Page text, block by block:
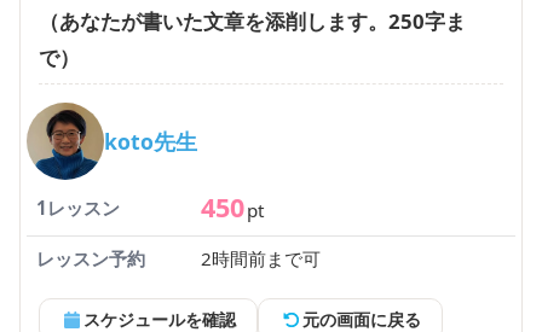
（あなたが書いた文章を添削します。250字ま
で）
koto先生
1レッスン 450pt
レッスン予約
2時間前まで可
スケジュールを確認 元の画面に戻る